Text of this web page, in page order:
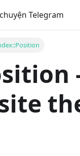
Telegram